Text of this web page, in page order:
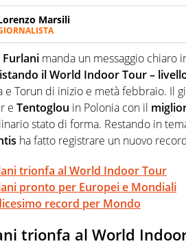
Marsili
pubblicista, redattore,
in immagini un evento e lo fa
manda un messaggio chiaro
il World Indoor Tour –
e Torun di inizio e metà febbraio. Il
e Tentoglou in Polonia con il
stato di forma. Restando in
ha fatto registrare un nuovo
trionfa al World Indoor Tour
pronto per Europei e Mondiali
record per Mondo
trionfa al World